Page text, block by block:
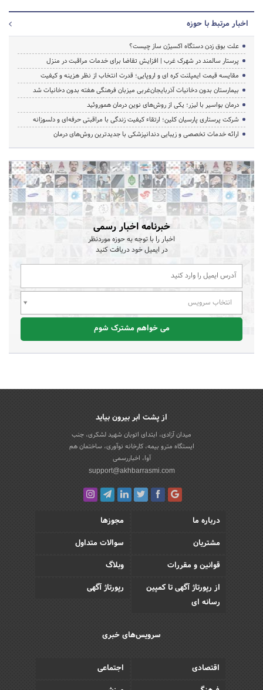
اخبار مرتبط با حوزه
علت بوق زدن دستگاه اکسیژن ساز چیست؟
پرستار سالمند در شهرک غرب | افزایش تقاضا برای خدمات مراقبت در منزل
مقایسه قیمت ایمپلنت کره ای و اروپایی؛ قدرت انتخاب از نظر هزینه و کیفیت
بیمارستان بدون دخانیات آذربایجان‌غربی میزبان فرهنگی هفته بدون دخانیات شد
درمان بواسیر با لیزر؛ یکی از روش‌های نوین درمان هموروئید
شرکت پرستاری پارسیان کلین؛ ارتقاء کیفیت زندگی با مراقبتی حرفه‌ای و دلسوزانه
ارائه خدمات تخصصی و زیبایی دندانپزشکی با جدیدترین روش‌های درمان
خبرنامه اخبار رسمی
اخبار را با توجه به حوزه موردنظر
در ایمیل خود دریافت کنید
انتخاب سرویس
می خواهم مشترک شوم
از پشت ابر بیرون بیاید
میدان آزادی، ابتدای اتوبان شهید لشکری، جنب
ایستگاه مترو بیمه، کارخانه نوآوری، ساختمان هم
آوا، اخباررسمی
support@akhbarrasmi.com
درباره ما
مجوزها
مشتریان
سوالات متداول
قوانین و مقررات
وبلاگ
از رپورتاژ آگهی تا کمپین
رسانه ای
رپورتاژ آگهی
سرویس‌های خبری
اقتصادی
اجتماعی